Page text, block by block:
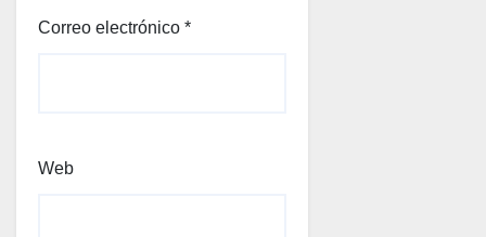
Correo electrónico *
Web